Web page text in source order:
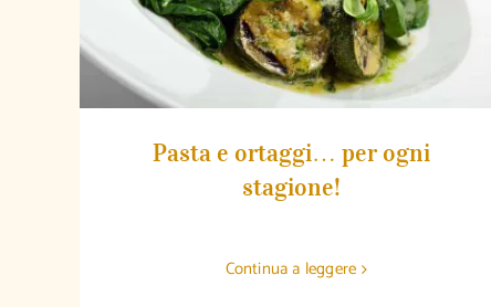
Pasta e ortaggi… per ogni
stagione!
Continua a leggere